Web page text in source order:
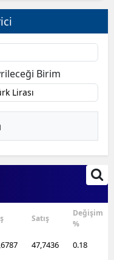
Birim
Satış
Değişim
%
47,7436
0.18